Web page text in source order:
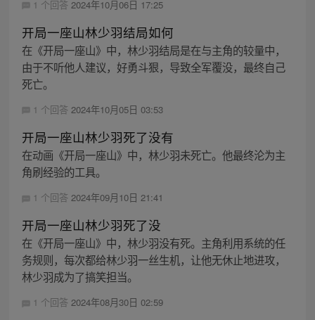
1 个回答 2024年10月06日 17:25
开局一座山林少羽结局如何
在《开局一座山》中，林少羽结局是在与主角的较量中，
由于不听他人建议，好勇斗狠，导致全军覆没，最终自己
死亡。
1 个回答 2024年10月05日 03:53
开局一座山林少羽死了没有
在动画《开局一座山》中，林少羽未死亡。他最终沦为主
角刷经验的工具。
1 个回答 2024年09月10日 21:41
开局一座山林少羽死了没
在《开局一座山》中，林少羽没有死。主角利用系统的任
务规则，每次都给林少羽一丝生机，让他无休止地进攻，
林少羽成为了搞笑担当。
1 个回答 2024年08月30日 02:59